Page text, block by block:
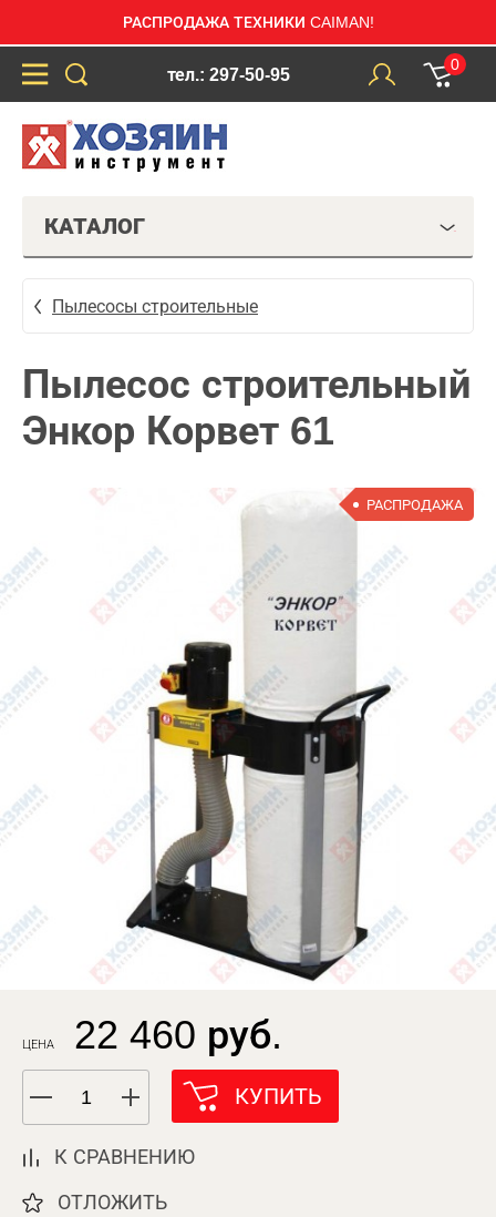
РАСПРОДАЖА ТЕХНИКИ CAIMAN!
тел.: 297-50-95
0
КАТАЛОГ
Пылесосы строительные
Пылесос строительный
Энкор Корвет 61
РАСПРОДАЖА
ЦЕНА 22 460 руб.
КУПИТЬ
К СРАВНЕНИЮ
ОТЛОЖИТЬ